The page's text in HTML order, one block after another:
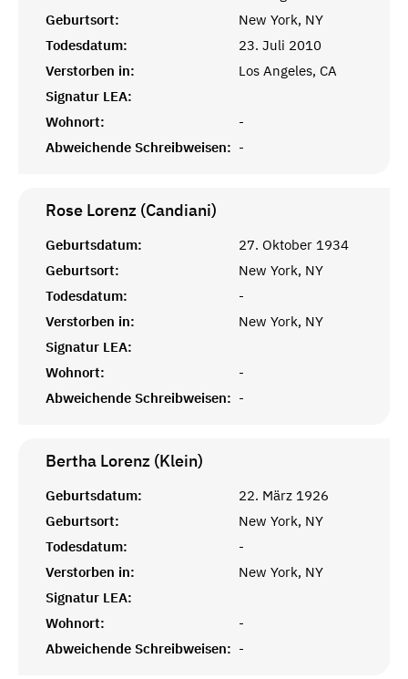
Geburtsort:
New York, NY
Todesdatum:
23. Juli 2010
Verstorben in:
Los Angeles, CA
Signatur LEA:
Wohnort:
-
Abweichende Schreibweisen: -
Rose Lorenz (Candiani)
Geburtsdatum:
27. Oktober 1934
Geburtsort:
New York, NY
Todesdatum:
-
Verstorben in:
New York, NY
Signatur LEA:
Wohnort:
-
Abweichende Schreibweisen: -
Bertha Lorenz (Klein)
Geburtsdatum:
22. März 1926
Geburtsort:
New York, NY
Todesdatum:
-
Verstorben in:
New York, NY
Signatur LEA:
Wohnort:
-
Abweichende Schreibweisen: -